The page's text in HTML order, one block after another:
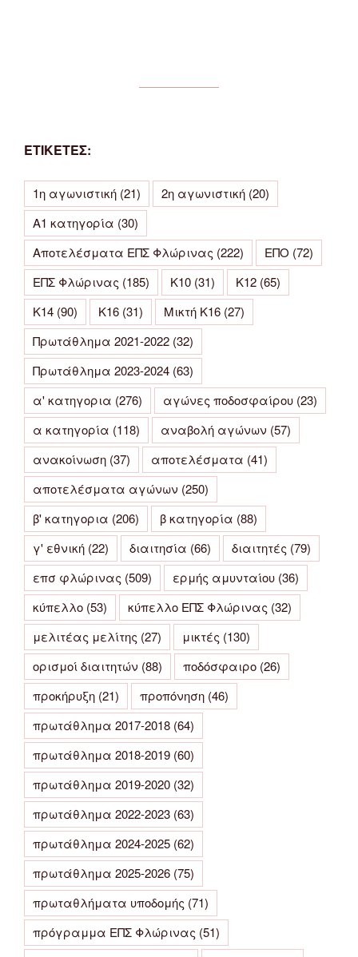
ΕΤΙΚΕΤΕΣ:
1η αγωνιστική (21) 2η αγωνιστική (20)
Α1 κατηγορία (30)
Αποτελέσματα ΕΠΣ Φλώρινας (222) ΕΠΟ (72)
ΕΠΣ Φλώρινας (185) Κ10 (31) Κ12 (65)
Κ14 (90) Κ16 (31) Μικτή Κ16 (27)
Πρωτάθλημα 2021-2022 (32)
Πρωτάθλημα 2023-2024 (63)
α' κατηγορια (276) αγώνες ποδοσφαίρου (23)
α κατηγορία (118) αναβολή αγώνων (57)
ανακοίνωση (37) αποτελέσματα (41)
αποτελέσματα αγώνων (250)
β' κατηγορια (206) β κατηγορία (88)
γ' εθνική (22) διαιτησία (66) διαιτητές (79)
επσ φλώρινας (509) ερμής αμυνταίου (36)
κύπελλο (53) κύπελλο ΕΠΣ Φλώρινας (32)
μελιτέας μελίτης (27) μικτές (130)
ορισμοί διαιτητών (88) ποδόσφαιρο (26)
προκήρυξη (21) προπόνηση (46)
πρωτάθλημα 2017-2018 (64)
πρωτάθλημα 2018-2019 (60)
πρωτάθλημα 2019-2020 (32)
πρωτάθλημα 2022-2023 (63)
πρωτάθλημα 2024-2025 (62)
πρωτάθλημα 2025-2026 (75)
πρωταθλήματα υποδομής (71)
πρόγραμμα ΕΠΣ Φλώρινας (51)